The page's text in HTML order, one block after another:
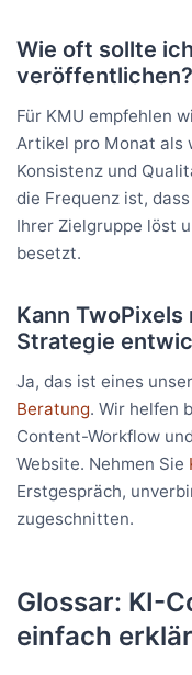
Wie oft sollte
veröffentlichen?
Für KMU empfehlen
Artikel pro Monat als
Konsistenz und
die Frequenz ist,
Ihrer Zielgruppe löst
besetzt.
Kann
Strategie
Ja, das ist eines
Beratung. Wir helfen
Content-Workflow
Website. Nehmen Sie
Erstgespräch,
zugeschnitten.
Glossar: KI-
einfach